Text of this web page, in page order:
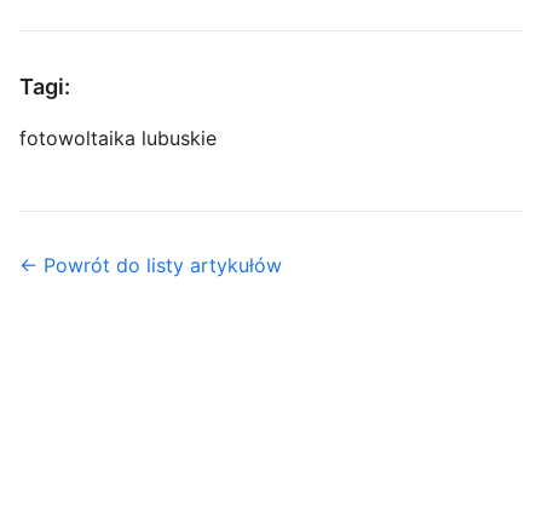
Tagi:
fotowoltaika lubuskie
← Powrót do listy artykułów